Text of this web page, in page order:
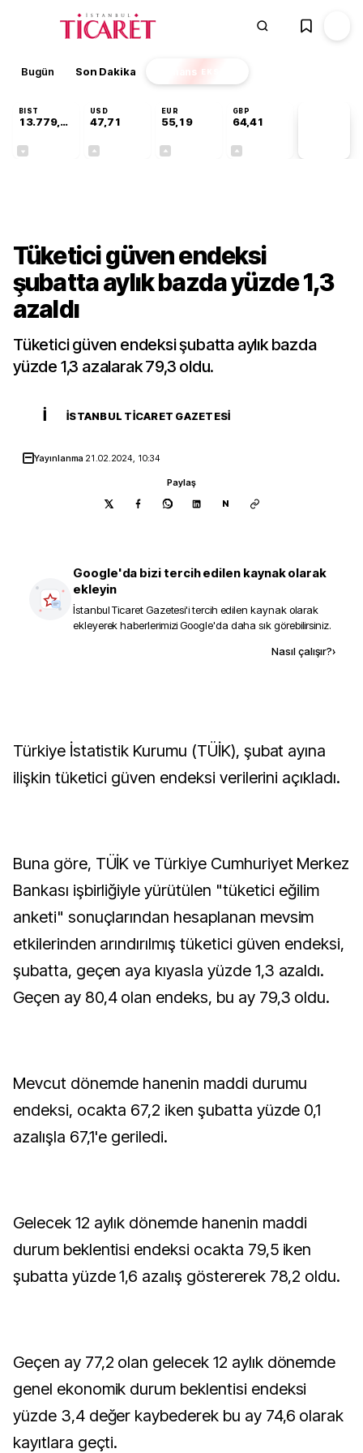
Bugün Son Dakika Finans EKSTRA
BIST
13.779,39
USD
47,71
EUR
55,19
GBP
64,41
Tüketici güven endeksi
şubatta aylık bazda yüzde 1,3
azaldı
Tüketici güven endeksi şubatta aylık bazda
yüzde 1,3 azalarak 79,3 oldu.
İ İSTANBUL TICARET GAZETESI
Yayınlanma 21.02.2024, 10:34
Paylaş
N
Google'da bizi tercih edilen kaynak olarak
ekleyin
İstanbul Ticaret Gazetesi'i tercih edilen kaynak olarak
ekleyerek haberlerimizi Google'da daha sık görebilirsiniz.
Nasıl çalışır?›
Türkiye İstatistik Kurumu (TÜİK), şubat ayına
ilişkin tüketici güven endeksi verilerini açıkladı.
Buna göre, TÜİK ve Türkiye Cumhuriyet Merkez
Bankası işbirliğiyle yürütülen "tüketici eğilim
anketi" sonuçlarından hesaplanan mevsim
etkilerinden arındırılmış tüketici güven endeksi,
şubatta, geçen aya kıyasla yüzde 1,3 azaldı.
Geçen ay 80,4 olan endeks, bu ay 79,3 oldu.
Mevcut dönemde hanenin maddi durumu
endeksi, ocakta 67,2 iken şubatta yüzde 0,1
azalışla 67,1'e geriledi.
Gelecek 12 aylık dönemde hanenin maddi
durum beklentisi endeksi ocakta 79,5 iken
şubatta yüzde 1,6 azalış göstererek 78,2 oldu.
Geçen ay 77,2 olan gelecek 12 aylık dönemde
genel ekonomik durum beklentisi endeksi
yüzde 3,4 değer kaybederek bu ay 74,6 olarak
kayıtlara geçti.